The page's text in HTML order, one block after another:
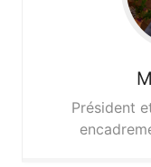
Président